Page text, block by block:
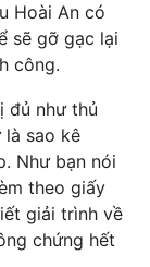
Hoài An có
sẽ gỡ gạc lại
công.
đủ như thủ
là sao kê
Như bạn nói
theo giấy
giải trình về
chứng hết